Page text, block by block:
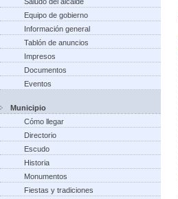
Equipo de gobierno
Información general
Tablón de anuncios
Impresos
Documentos
Eventos
Municipio
Cómo llegar
Directorio
Escudo
Historia
Monumentos
Fiestas y tradiciones